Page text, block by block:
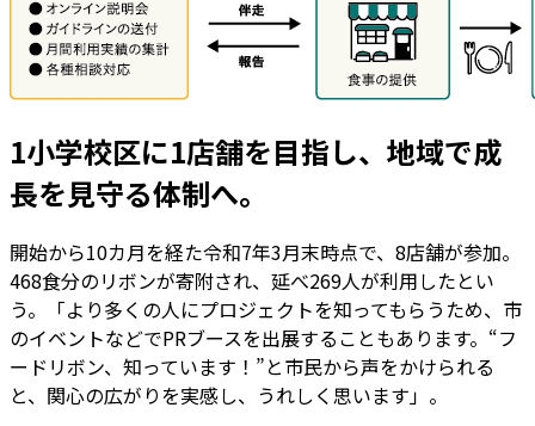
1小学校区に1店舗を目指し、地域で成
長を見守る体制へ。
開始から10カ月を経た令和7年3月末時点で、8店舗が参加。
468食分のリボンが寄附され、延べ269人が利用したとい
う。「より多くの人にプロジェクトを知ってもらうため、市
のイベントなどでPRブースを出展することもあります。“フ
ードリボン、知っています！”と市民から声をかけられる
と、関心の広がりを実感し、うれしく思います」。